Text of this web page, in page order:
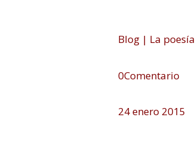
Blog| La poesía
0Comentario
24 enero 2015